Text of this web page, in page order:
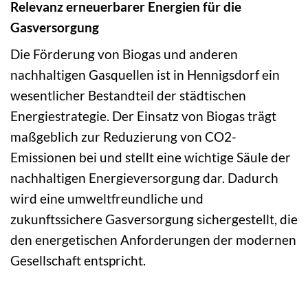
Relevanz erneuerbarer Energien für die
Gasversorgung
Die Förderung von Biogas und anderen
nachhaltigen Gasquellen ist in Hennigsdorf ein
wesentlicher Bestandteil der städtischen
Energiestrategie. Der Einsatz von Biogas trägt
maßgeblich zur Reduzierung von CO2-
Emissionen bei und stellt eine wichtige Säule der
nachhaltigen Energieversorgung dar. Dadurch
wird eine umweltfreundliche und
zukunftssichere Gasversorgung sichergestellt, die
den energetischen Anforderungen der modernen
Gesellschaft entspricht.